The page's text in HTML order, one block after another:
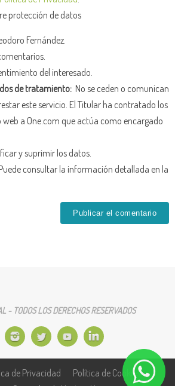
protección de datos
Fernández.
del interesado.
de tratamiento: No se ceden o comunican
este servicio. El Titular ha contratado los
a One.com que actúa como encargado
y suprimir los datos.
consultar la información detallada en la
- TODOS LOS DERECHOS RESERVADOS
de Privacidad
Política de Cookies